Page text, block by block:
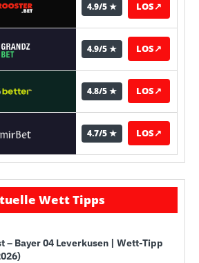
4.9/5 ★ LOS↗
4.9/5 ★ LOS↗
4.8/5 ★ LOS↗
4.7/5 ★ LOS↗
Wett Tipps
– Bayer 04 Leverkusen | Wett-Tipp